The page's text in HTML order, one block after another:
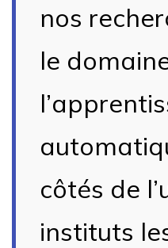
nos
le
côtés de
instituts